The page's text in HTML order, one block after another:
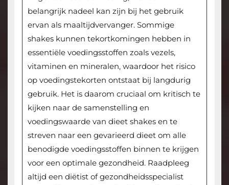
belangrijk nadeel kan zijn bij het gebruik
ervan als maaltijdvervanger. Sommige
shakes kunnen tekortkomingen hebben in
essentiële voedingsstoffen zoals vezels,
vitaminen en mineralen, waardoor het risico
op voedingstekorten ontstaat bij langdurig
gebruik. Het is daarom cruciaal om kritisch te
kijken naar de samenstelling en
voedingswaarde van dieet shakes en te
streven naar een gevarieerd dieet om alle
benodigde voedingsstoffen binnen te krijgen
voor een optimale gezondheid. Raadpleeg
altijd een diëtist of gezondheidsspecialist